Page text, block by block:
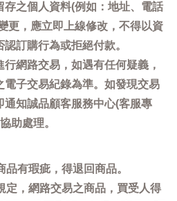
存之個人資料(例如：地址、電話
更，應立即上線修改，不得以資
訂購行為或拒絕付款。
網路交易，如遇有任何疑義，
電子交易紀錄為準。如發現交易
通知誠品顧客服務中心(客服專
助處理。
有瑕疵，得退回商品。
定，網路交易之商品，買受人得